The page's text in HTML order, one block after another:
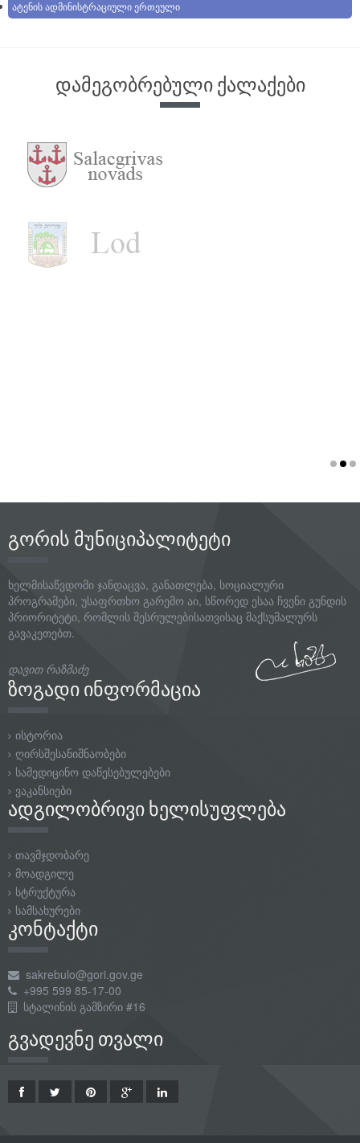
ატენის ადმინისტრაციული ერთეული
დამეგობრებული ქალაქები
გორის მუნიციპალიტეტი
ხელმისაწვდომი ჯანდაცვა, განათლება, სოციალური
პროგრამები, უსაფრთხო გარემო აი, სწორედ ესაა ჩვენი გუნდის
პრიორიტეტი, რომლის შესრულებისათვისაც მაქსუმალურს
გავაკეთებთ.
დავით რაზმაძე
ზოგადი ინფორმაცია
ისტორია
ღირსშესანიშნაობები
სამედიცინო დაწესებულებები
ვაკანსიები
ადგილობრივი ხელისუფლება
თავმჯდობარე
მოადგილე
სტრუქტურა
სამსახურები
კონტაქტი
sakrebulo@gori.gov.ge
+995 599 85-17-00
სტალინის გამზირი #16
გვადევნე თვალი